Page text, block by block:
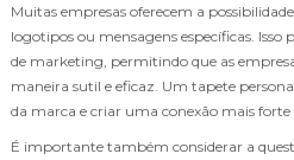
Muitas empresas oferecem a
logotipos ou mensagens específicas. Isso
de marketing, permitindo que as
maneira sutil e eficaz. Um tapete
da marca e criar uma conexão mais forte
É importante também considerar a